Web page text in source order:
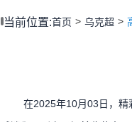
当前位置:首页 乌克超
在2025年10月03日，精